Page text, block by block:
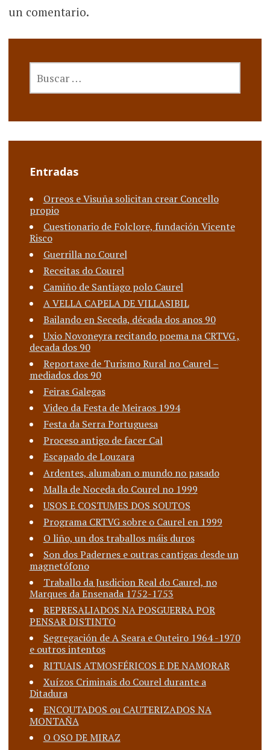
un comentario.
Entradas
Orreos e Visuña solicitan crear Concello
propio
Cuestionario de Folclore, fundación Vicente
Risco
Guerrilla no Courel
Receitas do Courel
Camiño de Santiago polo Caurel
A VELLA CAPELA DE VILLASIBIL
Bailando en Seceda, década dos anos 90
Uxio Novoneyra recitando poema na CRTVG ,
decada dos 90
Reportaxe de Turismo Rural no Caurel –
mediados dos 90
Feiras Galegas
Video da Festa de Meiraos 1994
Festa da Serra Portuguesa
Proceso antigo de facer Cal
Escapado de Louzara
Ardentes, alumaban o mundo no pasado
Malla de Noceda do Courel no 1999
USOS E COSTUMES DOS SOUTOS
Programa CRTVG sobre o Caurel en 1999
O liño, un dos traballos máis duros
Son dos Padernes e outras cantigas desde un
magnetófono
Traballo da Jusdicion Real do Caurel, no
Marques da Ensenada 1752-1753
REPRESALIADOS NA POSGUERRA POR
PENSAR DISTINTO
Segregación de A Seara e Outeiro 1964 -1970
e outros intentos
RITUAIS ATMOSFÉRICOS E DE NAMORAR
Xuízos Criminais do Courel durante a
Ditadura
ENCOUTADOS ou CAUTERIZADOS NA
MONTAÑA
O OSO DE MIRAZ